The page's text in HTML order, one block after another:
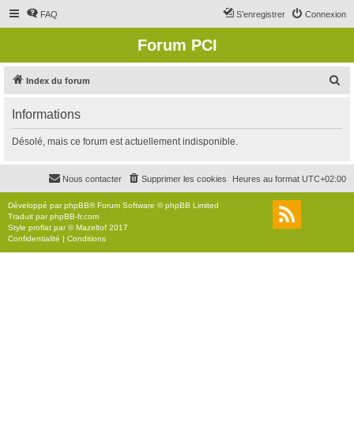
FAQ Connexion
S’enregistrer
Forum PCI
Index du forum
r
c
r
Informations
Désolé, mais ce forum est actuellement indisponible.
Heures au format UTC+02:00
Supprimer les cookies
Nous contacter
Développé parphpBB® Forum Software © phpBB Limited
Traduit parphpBB-fr.com
Style proflat par ©Mazeltof 2017
Confidentialité | Conditions